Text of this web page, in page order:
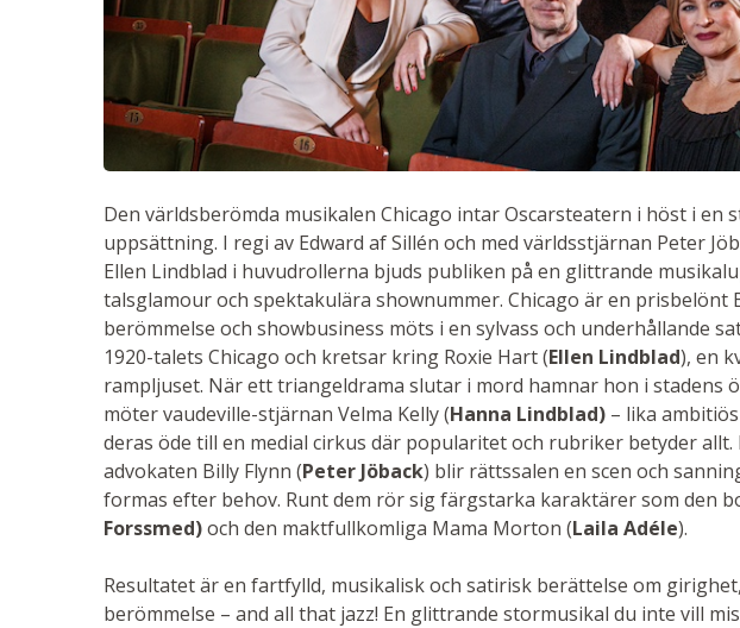
Den världsberömda musikalen Chicago intar Oscarsteatern i höst i en
uppsättning. I regi av Edward af Sillén och med världsstjärnan Peter
Ellen Lindblad i huvudrollerna bjuds publiken på en glittrande
talsglamour och spektakulära shownummer. Chicago är en prisbelönt
berömmelse och showbusiness möts i en sylvass och underhållande
1920-talets Chicago och kretsar kring Roxie Hart (Ellen Lindblad), en
rampljuset. När ett triangeldrama slutar i mord hamnar hon i stadens
möter vaudeville-stjärnan Velma Kelly (Hanna Lindblad) – lika
deras öde till en medial cirkus där popularitet och rubriker betyder allt.
advokaten Billy Flynn (Peter Jöback) blir rättssalen en scen och
formas efter behov. Runt dem rör sig färgstarka karaktärer som den
Forssmed)och den maktfullkomliga Mama Morton (Laila Adéle).
Resultatet är en fartfylld, musikalisk och satirisk berättelse om
berömmelse – and all that jazz! En glittrande stormusikal du inte vill